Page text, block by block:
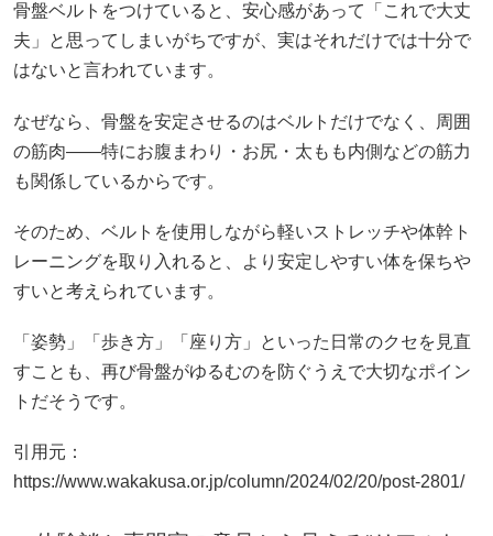
骨盤ベルトをつけていると、安心感があって「これで大丈
夫」と思ってしまいがちですが、実はそれだけでは十分で
はないと言われています。
なぜなら、骨盤を安定させるのはベルトだけでなく、周囲
の筋肉——特にお腹まわり・お尻・太もも内側などの筋力
も関係しているからです。
そのため、ベルトを使用しながら軽いストレッチや体幹ト
レーニングを取り入れると、より安定しやすい体を保ちや
すいと考えられています。
「姿勢」「歩き方」「座り方」といった日常のクセを見直
すことも、再び骨盤がゆるむのを防ぐうえで大切なポイン
トだそうです。
引用元：
https://www.wakakusa.or.jp/column/2024/02/20/post-2801/